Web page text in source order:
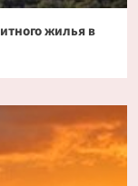
жилья в